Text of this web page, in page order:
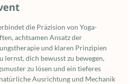
die Präzision von Yoga-
achtsamen Ansatz der
und klaren Prinzipien
lernst, dich bewusst zu bewegen,
zu lösen und ein tieferes
Ausrichtung und Mechanik